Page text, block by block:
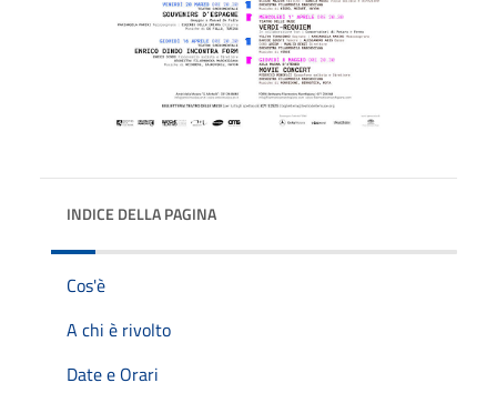
INDICE DELLA PAGINA
Cos'è
A chi è rivolto
Date e Orari